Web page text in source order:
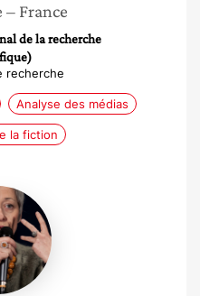
– France
de la recherche
recherche
Analyse des médias
la fiction